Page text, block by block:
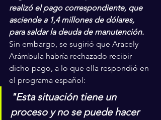
realizó el pago correspondiente, que
asciende a 1,4 millones de dólares,
para saldar la deuda de manutención.
Sin embargo, se sugirió que Aracely
Arámbula habría rechazado recibir
dicho pago, a lo que ella respondió en
el programa español:
"Esta situación tiene un
proceso y no se puede hacer